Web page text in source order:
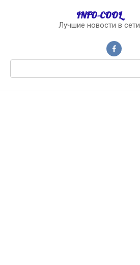
INFO-COOL
Лучшие новости в сети